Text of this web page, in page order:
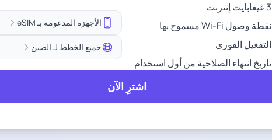
3 غيغابايت إنترنت
نقطة وصول Wi-Fi مسموح بها
التفعيل الفوري
تاريخ انتهاء الصلاحية من أول استخدام
الأجهزة المدعومة بـ eSIM
جميع الخطط لـ الصين
اشترِ الآن